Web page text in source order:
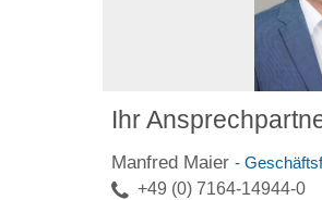
Ihr
Manfred Maier -
+49 (0) 7164-14944-0